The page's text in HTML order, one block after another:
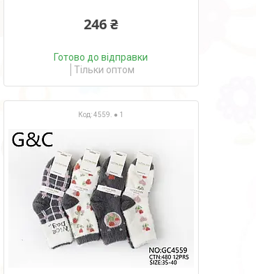
246 ₴
Готово до відправки
Тільки оптом
4559. ● 1